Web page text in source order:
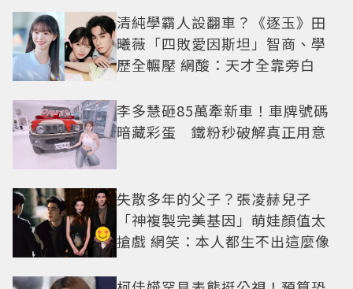
清純學霸人設翻車？《逐玉》田
曦薇「四敗愛因斯坦」智商、學
歷全輾壓 網酸：天才全靠旁白
李多慧砸85萬牽新車！車牌號碼
暗藏彩蛋 鐵粉秒破解真正用意
失散多年的父子？張凌赫兒子
「神複製完美基因」萌娃顏值太
搶戲 網笑：本人都生不出這麼像